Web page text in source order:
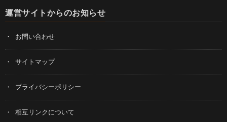
運営サイトからのお知らせ
お問い合わせ
サイトマップ
プライバシーポリシー
相互リンクについて